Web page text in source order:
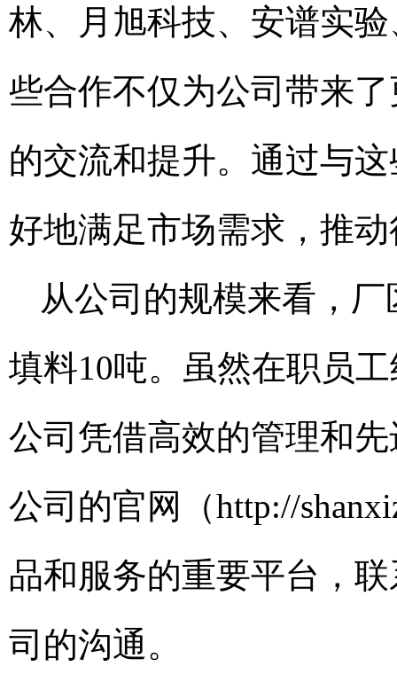
林、月旭科技、安谱实
些合作不仅为公司带来
的交流和提升。通过与
好地满足市场需求，推
从公司的规模来看，
填料10吨。虽然在职员
公司凭借高效的管理和
公司的官网（http://
品和服务的重要平台，
司的沟通。